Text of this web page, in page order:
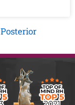
Posterior